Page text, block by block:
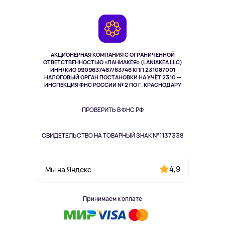
АКЦИОНЕРНАЯ КОМПАНИЯ С ОГРАНИЧЕННОЙ
ОТВЕТСТВЕННОСТЬЮ «ЛАНИАКЕЯ» (LANIAKEA LLC)
ИНН/КИО 9909637467/63746 КПП 231087001
НАЛОГОВЫЙ ОРГАН ПОСТАНОВКИ НА УЧЁТ 2310 —
ИНСПЕКЦИЯ ФНС РОССИИ № 2 ПО Г. КРАСНОДАРУ
ПРОВЕРИТЬ В ФНС РФ
СВИДЕТЕЛЬСТВО НА ТОВАРНЫЙ ЗНАК №1137338
Мы на Яндекс 4,9
Принимаем к оплате
Здоровье питомцев
Одежда и аксессуары